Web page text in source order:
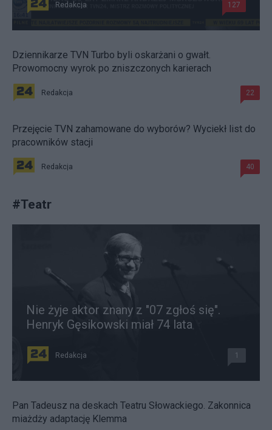
Redakcja 127
Dziennikarze TVN Turbo byli oskarżani o gwałt.
Prowomocny wyrok po zniszczonych karierach
Redakcja 22
Przejęcie TVN zahamowane do wyborów? Wyciekł list do
pracowników stacji
Redakcja 40
#Teatr
Nie żyje aktor znany z "07 zgłoś się".
Henryk Gęsikowski miał 74 lata
Redakcja 1
Pan Tadeusz na deskach Teatru Słowackiego. Zakonnica
miażdży adaptację Klemma